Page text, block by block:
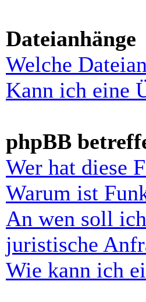
Dateianhänge
Welche
Kann ich eine
phpBB
Wer hat diese
Warum ist
An wen soll
juristische
Wie kann ich